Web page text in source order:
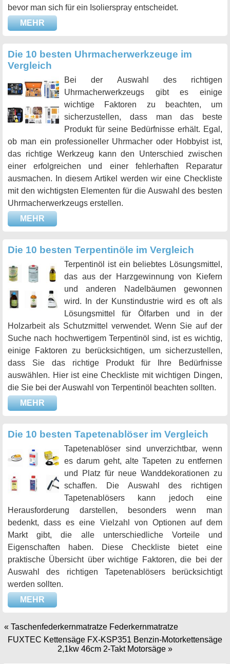
bevor man sich für ein Isolierspray entscheidet.
MEHR
Die 10 besten Uhrmacherwerkzeuge im
Vergleich
Bei der Auswahl des richtigen
Uhrmacherwerkzeugs gibt es einige
wichtige Faktoren zu beachten, um
sicherzustellen, dass man das beste
Produkt für seine Bedürfnisse erhält. Egal,
ob man ein professioneller Uhrmacher oder Hobbyist ist,
das richtige Werkzeug kann den Unterschied zwischen
einer erfolgreichen und einer fehlerhaften Reparatur
ausmachen. In diesem Artikel werden wir eine Checkliste
mit den wichtigsten Elementen für die Auswahl des besten
Uhrmacherwerkzeugs erstellen.
MEHR
Die 10 besten Terpentinöle im Vergleich
Terpentinöl ist ein beliebtes Lösungsmittel,
das aus der Harzgewinnung von Kiefern
und anderen Nadelbäumen gewonnen
wird. In der Kunstindustrie wird es oft als
Lösungsmittel für Ölfarben und in der
Holzarbeit als Schutzmittel verwendet. Wenn Sie auf der
Suche nach hochwertigem Terpentinöl sind, ist es wichtig,
einige Faktoren zu berücksichtigen, um sicherzustellen,
dass Sie das richtige Produkt für Ihre Bedürfnisse
auswählen. Hier ist eine Checkliste mit wichtigen Dingen,
die Sie bei der Auswahl von Terpentinöl beachten sollten.
MEHR
Die 10 besten Tapetenablöser im Vergleich
Tapetenablöser sind unverzichtbar, wenn
es darum geht, alte Tapeten zu entfernen
und Platz für neue Wanddekorationen zu
schaffen. Die Auswahl des richtigen
Tapetenablösers kann jedoch eine
Herausforderung darstellen, besonders wenn man
bedenkt, dass es eine Vielzahl von Optionen auf dem
Markt gibt, die alle unterschiedliche Vorteile und
Eigenschaften haben. Diese Checkliste bietet eine
praktische Übersicht über wichtige Faktoren, die bei der
Auswahl des richtigen Tapetenablösers berücksichtigt
werden sollten.
MEHR
« Taschenfederkernmatratze Federkernmatratze
FUXTEC Kettensäge FX-KSP351 Benzin-Motorkettensäge
2,1kw 46cm 2-Takt Motorsäge »